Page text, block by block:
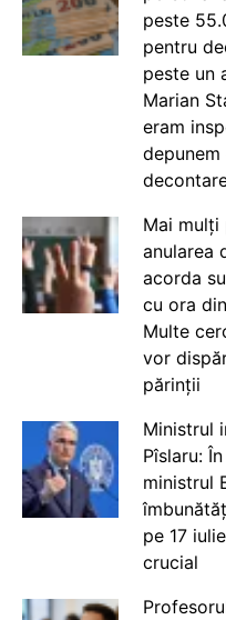
peste
pentru
peste un
Marian
eram
Mai
anularea
acorda
cu ora
Multe
vor
părinții
Ministrul
Pîslaru:
ministrul
pe 17
crucial